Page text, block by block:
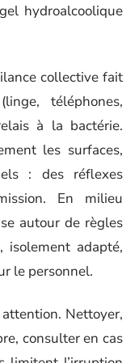
hydroalcoolique
collective fait
téléphones,
à la bactérie.
les surfaces,
: des réflexes
En milieu
autour de règles
isolement adapté,
le personnel.
Nettoyer,
consulter en cas